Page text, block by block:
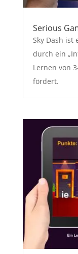
Serious
Sky Dash ist
durch ein
Lernen von
fördert.